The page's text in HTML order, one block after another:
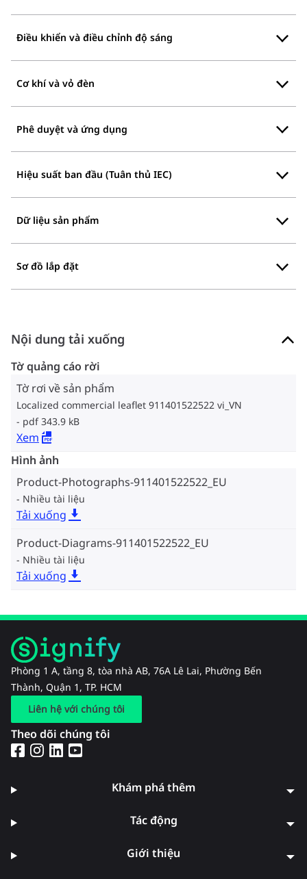
Điều khiển và điều chỉnh độ sáng
Cơ khí và vỏ đèn
Phê duyệt và ứng dụng
Hiệu suất ban đầu (Tuân thủ IEC)
Dữ liệu sản phẩm
Sơ đồ lắp đặt
Nội dung tải xuống
Tờ quảng cáo rời
Tờ rơi về sản phẩm
Localized commercial leaflet 911401522522 vi_VN
pdf 343.9 kB
Xem
Hình ảnh
Product-Photographs-911401522522_EU
Nhiều tài liệu
Tải xuống
Product-Diagrams-911401522522_EU
Nhiều tài liệu
Tải xuống
Phòng 1 A, tầng 8, tòa nhà AB, 76A Lê Lai, Phường Bến
Thành, Quận 1, TP. HCM
Liên hệ với chúng tôi
Theo dõi chúng tôi
Khám phá thêm
Tác động
Giới thiệu